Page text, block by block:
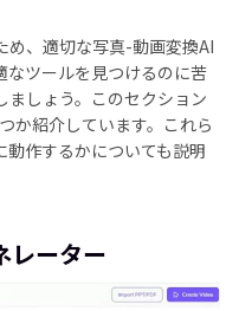
め、適切な写真-動画変換AI
なツールを見つけるのに苦
ましょう。このセクション
か紹介しています。これら
作するかについても説明
レーター